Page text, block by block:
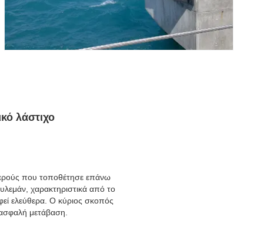
λάστιχο
που τοποθέτησε επάνω
χαρακτηριστικά από το
ελεύθερα. Ο κύριος σκοπός
μετάβαση.